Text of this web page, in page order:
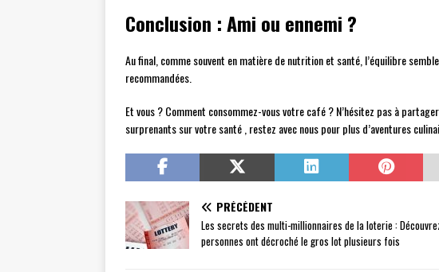
Conclusion : Ami ou ennemi ?
Au final, comme souvent en matière de nutrition et santé, l’équilibre
recommandées.
Et vous ? Comment consommez-vous votre café ? N’hésitez pas à
surprenants sur votre santé , restez avec nous pour plus d’aventures
PRÉCÉDENT
Les secrets des multi-millionnaires de la loterie :
personnes ont décroché le gros lot plusieurs fois